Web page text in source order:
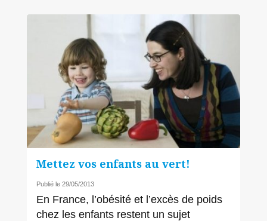
Mettez vos enfants au vert!
Publié le 29/05/2013
En France, l’obésité et l’excès de poids
chez les enfants restent un sujet